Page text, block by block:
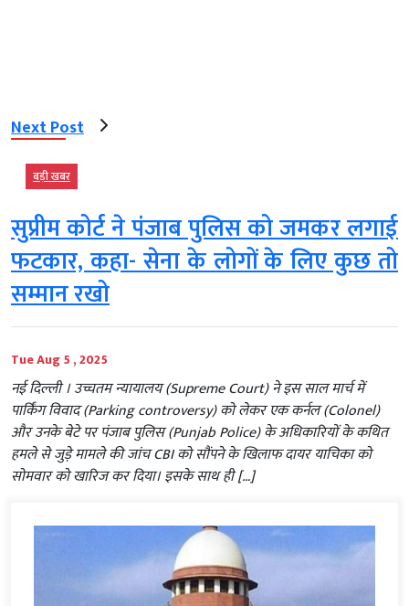
Next Post
बड़ी खबर
सुप्रीम कोर्ट ने पंजाब पुलिस को जमकर लगाई
फटकार, कहा- सेना के लोगों के लिए कुछ तो
सम्मान रखो
Tue Aug 5 , 2025
नई दिल्‍ली । उच्चतम न्यायालय (Supreme Court) ने इस साल मार्च में
पार्किंग विवाद (Parking controversy) को लेकर एक कर्नल (Colonel)
और उनके बेटे पर पंजाब पुलिस (Punjab Police) के अधिकारियों के कथित
हमले से जुड़े मामले की जांच CBI को सौंपने के खिलाफ दायर याचिका को
सोमवार को खारिज कर दिया। इसके साथ ही […]